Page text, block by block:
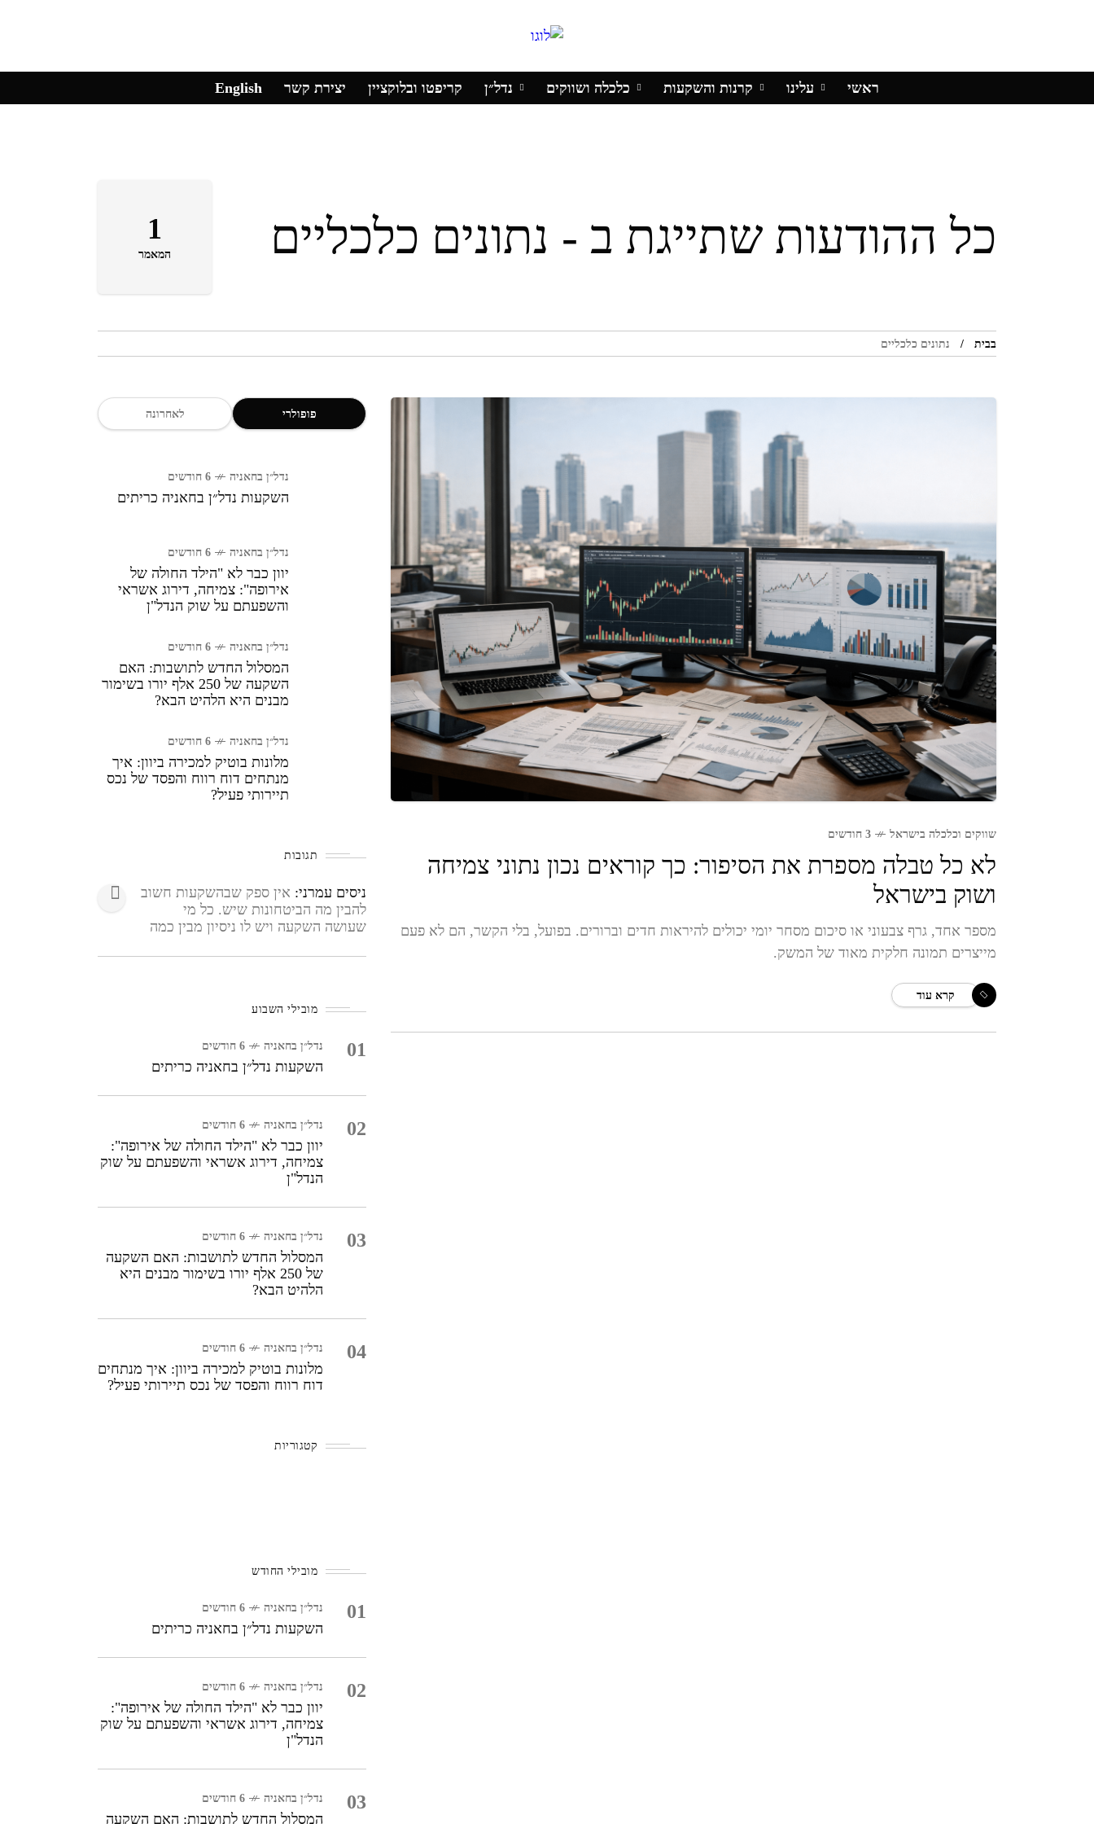
ראשי עלינו קרנות והשקעות כלכלה ושווקים נדל״ן קריפטו ובלוקציין יצירת קשר English
כל ההודעות שתייגת ב - נתונים כלכליים 1
המאמר
בבית נתונים כלכליים
שווקים וכלכלה בישראל 3 חודשים
לא כל טבלה מספרת את הסיפור: כך קוראים נכון נתוני צמיחה
ושוק בישראל
מספר אחד, גרף צבעוני או סיכום מסחר יומי יכולים להיראות חדים וברורים. בפועל, בלי הקשר, הם לא פעם
מייצרים תמונה חלקית מאוד של המשק.
קרא עוד
פופולרי לאחרונה
נדל״ן בחאניה 6 חודשים
השקעות נדל״ן בחאניה כריתים
נדל״ן בחאניה 6 חודשים
יוון כבר לא "הילד החולה של
אירופה": צמיחה, דירוג אשראי
והשפעתם על שוק הנדל"ן
נדל״ן בחאניה 6 חודשים
המסלול החדש לתושבות: האם
השקעה של 250 אלף יורו בשימור
מבנים היא הלהיט הבא?
נדל״ן בחאניה 6 חודשים
מלונות בוטיק למכירה ביוון: איך
מנתחים דוח רווח והפסד של נכס
תיירותי פעיל?
תגובות
ניסים עמרני: אין ספק שבהשקעות חשוב
להבין מה הביטחונות שיש. כל מי
שעושה השקעה ויש לו ניסיון מבין כמה
בהחלט לא משהו שרואים ברבה בשוק.
מובילי השבוע
01 נדל״ן בחאניה 6 חודשים
השקעות נדל״ן בחאניה כריתים
02 נדל״ן בחאניה 6 חודשים
יוון כבר לא "הילד החולה של אירופה":
צמיחה, דירוג אשראי והשפעתם על שוק
הנדל"ן
03 נדל״ן בחאניה 6 חודשים
המסלול החדש לתושבות: האם השקעה
של 250 אלף יורו בשימור מבנים היא
הלהיט הבא?
04 נדל״ן בחאניה 6 חודשים
מלונות בוטיק למכירה ביוון: איך מנתחים
דוח רווח והפסד של נכס תיירותי פעיל?
קטגוריות
מובילי החודש
01 נדל״ן בחאניה 6 חודשים
השקעות נדל״ן בחאניה כריתים
02 נדל״ן בחאניה 6 חודשים
יוון כבר לא "הילד החולה של אירופה":
צמיחה, דירוג אשראי והשפעתם על שוק
הנדל"ן
03 נדל״ן בחאניה 6 חודשים
המסלול החדש לתושבות: האם השקעה